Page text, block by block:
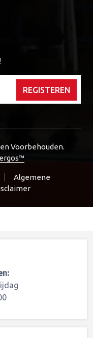
REGISTEREN
Voorbehouden.
Algemene